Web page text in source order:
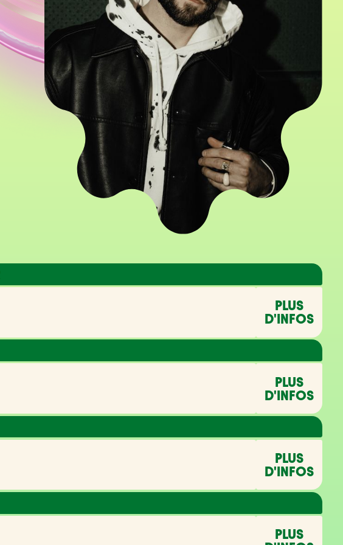
PLUS
D'INFOS
PLUS
D'INFOS
PLUS
D'INFOS
PLUS